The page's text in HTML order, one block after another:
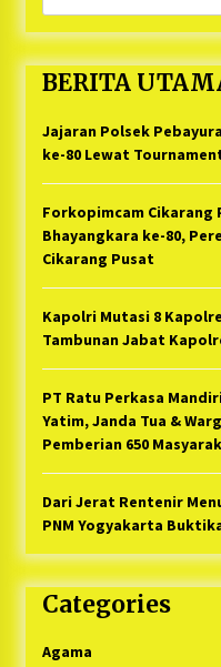
BERITA
Jajaran Polsek
ke-80 Lewat
Forkopimcam Cikarang
Bhayangkara ke-80,
Cikarang Pusat
Kapolri Mutasi 8
Tambunan Jabat
PT Ratu Perkasa
Yatim, Janda Tua &
Pemberian 650
Dari Jerat Rentenir
PNM Yogyakarta
Categories
Agama